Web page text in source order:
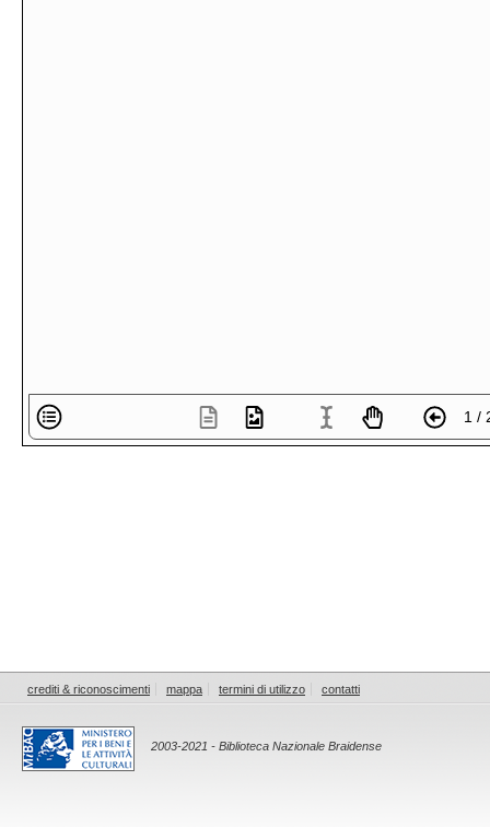
1 /
crediti & riconoscimenti mappa termini di utilizzo contatti
2003-2021 - Biblioteca Nazionale Braidense